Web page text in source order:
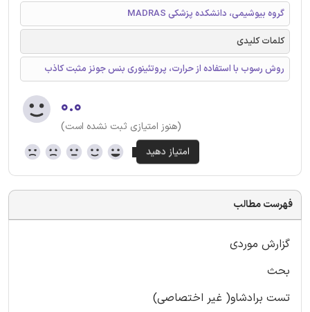
گروه بیوشیمی، دانشکده پزشکی MADRAS
کلمات کلیدی
روش رسوب با استفاده از حرارت، پروتئینوری بنس جونز مثبت کاذب
۰.۰
(هنوز امتیازی ثبت نشده است)
فهرست مطالب
گزارش موردی
بحث
تست برادشاو( غیر اختصاصی)